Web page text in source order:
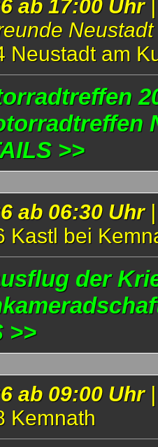
ab 17:00 Uhr |
Neustadt am
>>
ab 06:30 Uhr
Kastl bei
der
>>
ab 09:00 Uhr
Kemnath